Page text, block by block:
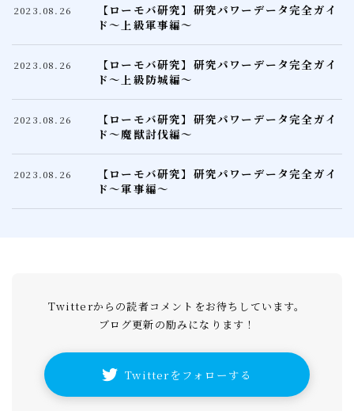
【ローモバ研究】研究パワーデータ完全ガイ
ド～上級軍事編～
2023.08.26
【ローモバ研究】研究パワーデータ完全ガイ
ド～上級防城編～
2023.08.26
【ローモバ研究】研究パワーデータ完全ガイ
ド～魔獣討伐編～
2023.08.26
【ローモバ研究】研究パワーデータ完全ガイ
ド～軍事編～
2023.08.26
Twitterからの読者コメントをお待ちしています。
ブログ更新の励みになります！
Twitterをフォローする